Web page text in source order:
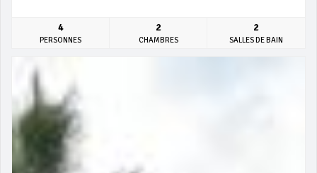
4
PERSONNES
2
CHAMBRES
2
SALLES DE BAIN